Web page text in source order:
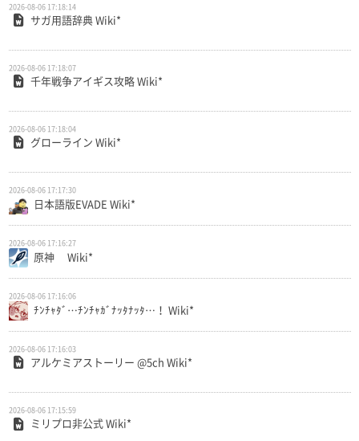
2026-08-06 17:18:14
サガ用語辞典 Wiki*
2026-08-06 17:18:07
千年戦争アイギス攻略 Wiki*
2026-08-06 17:18:04
グローライン Wiki*
2026-08-06 17:17:30
日本語版EVADE Wiki*
2026-08-06 17:16:27
原神 Wiki*
2026-08-06 17:16:06
ﾁﾝﾁｬﾀﾞ…ﾁﾝﾁｬｶﾞﾅｯﾀﾅｯﾀ…！ Wiki*
2026-08-06 17:16:03
アルケミアストーリー @5ch Wiki*
2026-08-06 17:15:59
ミリプロ非公式 Wiki*